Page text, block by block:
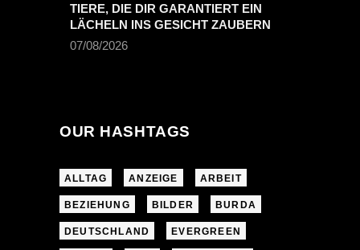
TIERE, DIE DIR GARANTIERT EIN
LÄCHELN INS GESICHT ZAUBERN
07/08/2026
OUR HASHTAGS
ALLTAG ANZEIGE ARBEIT
BEZIEHUNG BILDER BURDA
DEUTSCHLAND EVERGREEN